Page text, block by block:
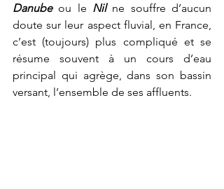
Danube ou le Nil ne souffre d’aucun
doute sur leur aspect fluvial, en France,
c’est (toujours) plus compliqué et se
résume souvent à un cours d’eau
principal qui agrège, dans son bassin
versant, l’ensemble de ses affluents.